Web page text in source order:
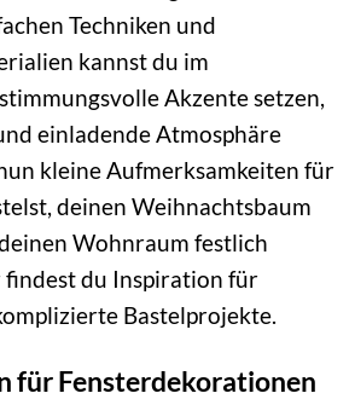
Techniken und
kannst du im
Akzente setzen,
einladende Atmosphäre
kleine Aufmerksamkeiten für
deinen Weihnachtsbaum
Wohnraum festlich
du Inspiration für
Bastelprojekte.
für Fensterdekorationen